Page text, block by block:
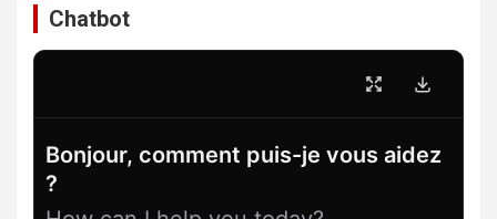
Chatbot
Bonjour, comment puis-je vous aidez
?